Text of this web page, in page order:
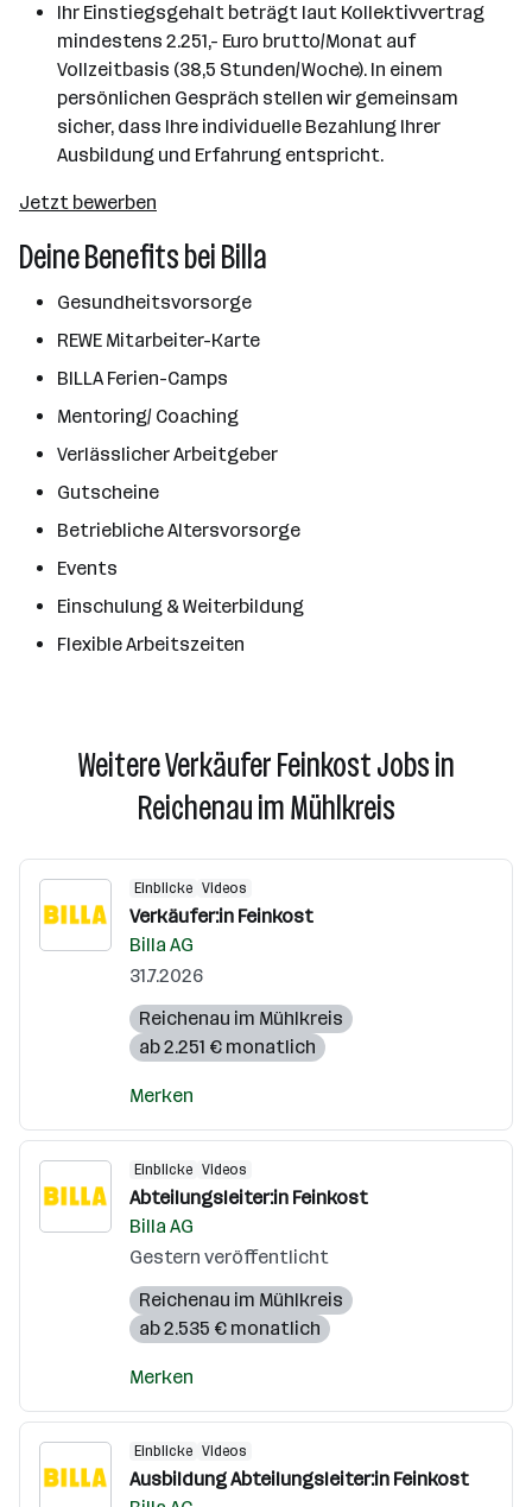
Ihr Einstiegsgehalt beträgt laut Kollektivvertrag
mindestens 2.251,- Euro brutto/Monat auf
Vollzeitbasis (38,5 Stunden/Woche). In einem
persönlichen Gespräch stellen wir gemeinsam
sicher, dass Ihre individuelle Bezahlung Ihrer
Ausbildung und Erfahrung entspricht.
Jetzt bewerben
Deine Benefits bei Billa
Gesundheitsvorsorge
REWE Mitarbeiter-Karte
BILLA Ferien-Camps
Mentoring/ Coaching
Verlässlicher Arbeitgeber
Gutscheine
Betriebliche Altersvorsorge
Events
Einschulung & Weiterbildung
Flexible Arbeitszeiten
Weitere Verkäufer Feinkost Jobs in
Reichenau im Mühlkreis
Einblicke Videos
Verkäufer:in Feinkost
Billa AG
31.7.2026
Reichenau im Mühlkreis
ab 2.251 € monatlich
Merken
Einblicke Videos
Abteilungsleiter:in Feinkost
Billa AG
Gestern veröffentlicht
Reichenau im Mühlkreis
ab 2.535 € monatlich
Merken
Einblicke Videos
Ausbildung Abteilungsleiter:in Feinkost